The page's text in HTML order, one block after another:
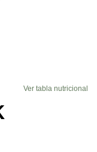
Ver tabla nutricional